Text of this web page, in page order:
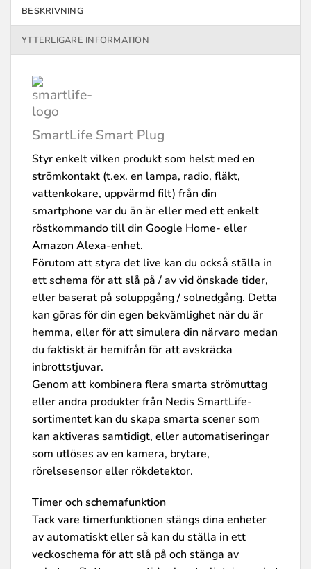
BESKRIVNING
YTTERLIGARE INFORMATION
SmartLife Smart Plug
Styr enkelt vilken produkt som helst med en
strömkontakt (t.ex. en lampa, radio, fläkt,
vattenkokare, uppvärmd filt) från din
smartphone var du än är eller med ett enkelt
röstkommando till din Google Home- eller
Amazon Alexa-enhet.
Förutom att styra det live kan du också ställa in
ett schema för att slå på / av vid önskade tider,
eller baserat på soluppgång / solnedgång. Detta
kan göras för din egen bekvämlighet när du är
hemma, eller för att simulera din närvaro medan
du faktiskt är hemifrån för att avskräcka
inbrottstjuvar.
Genom att kombinera flera smarta strömuttag
eller andra produkter från Nedis SmartLife-
sortimentet kan du skapa smarta scener som
kan aktiveras samtidigt, eller automatiseringar
som utlöses av en kamera, brytare,
rörelsesensor eller rökdetektor.
Timer och schemafunktion
Tack vare timerfunktionen stängs dina enheter
av automatiskt eller så kan du ställa in ett
veckoschema för att slå på och stänga av